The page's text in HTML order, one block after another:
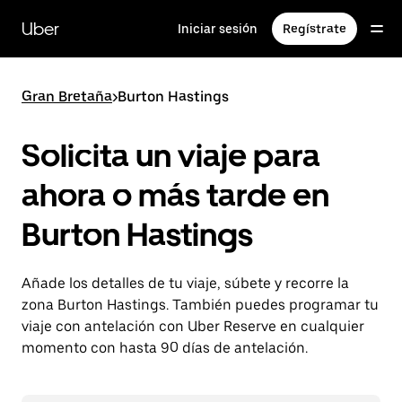
contenido
principal
Uber Iniciar sesión Regístrate
Gran Bretaña>Burton Hastings
Solicita un viaje para
ahora o más tarde en
Burton Hastings
Añade los detalles de tu viaje, súbete y recorre la
zona Burton Hastings. También puedes programar tu
viaje con antelación con Uber Reserve en cualquier
momento con hasta 90 días de antelación.